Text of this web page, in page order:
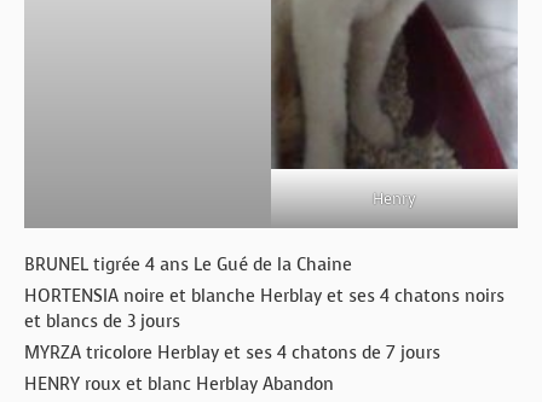
Henry
BRUNEL tigrée 4 ans Le Gué de la Chaine
HORTENSIA noire et blanche Herblay et ses 4 chatons noirs
et blancs de 3 jours
MYRZA tricolore Herblay et ses 4 chatons de 7 jours
HENRY roux et blanc Herblay Abandon